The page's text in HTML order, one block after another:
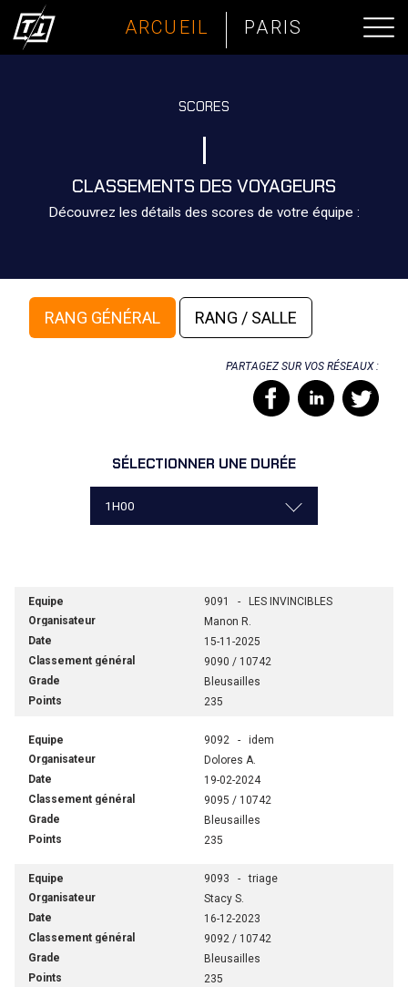
ARCUEIL PARIS
SCORES
CLASSEMENTS DES VOYAGEURS
Découvrez les détails des scores de votre équipe :
RANG GÉNÉRAL RANG / SALLE
PARTAGEZ SUR VOS RÉSEAUX :
SÉLECTIONNER UNE DURÉE
9091 - LES INVINCIBLES
Manon R.
15-11-2025
9090 / 10742
Bleusailles
235
9092 - idem
Dolores A.
19-02-2024
9095 / 10742
Bleusailles
235
9093 - triage
Stacy S.
16-12-2023
9092 / 10742
Bleusailles
235